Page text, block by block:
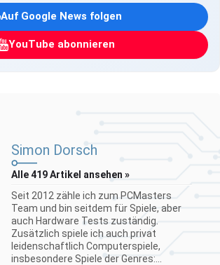
Auf Google News folgen
YouTube abonnieren
Simon Dorsch
Alle 419 Artikel ansehen »
Seit 2012 zähle ich zum PCMasters
Team und bin seitdem für Spiele, aber
auch Hardware Tests zuständig.
Zusätzlich spiele ich auch privat
leidenschaftlich Computerspiele,
insbesondere Spiele der Genres:...